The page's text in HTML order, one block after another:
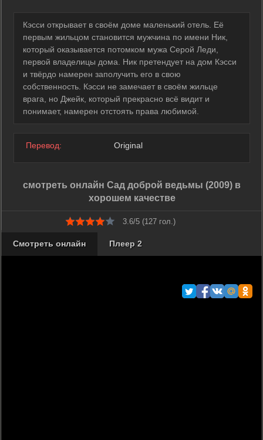
Кэсси открывает в своём доме маленький отель. Её
первым жильцом становится мужчина по имени Ник,
который оказывается потомком мужа Серой Леди,
первой владелицы дома. Ник претендует на дом Кэсси
и твёрдо намерен заполучить его в свою
собственность. Кэсси не замечает в своём жильце
врага, но Джейк, который прекрасно всё видит и
понимает, намерен отстоять права любимой.
Перевод: Original
смотреть онлайн Сад доброй ведьмы (2009) в
хорошем качестве
3.6/5 (127гол.)
Смотреть онлайн Плеер 2